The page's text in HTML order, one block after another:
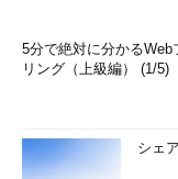
5分で絶対に分かるWeb
リング（上級編） (1/5)
シェ